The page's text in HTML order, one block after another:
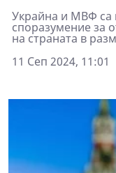
Украйна и МВФ са
споразумение за
на страната в
11 Сеп 2024, 11:01